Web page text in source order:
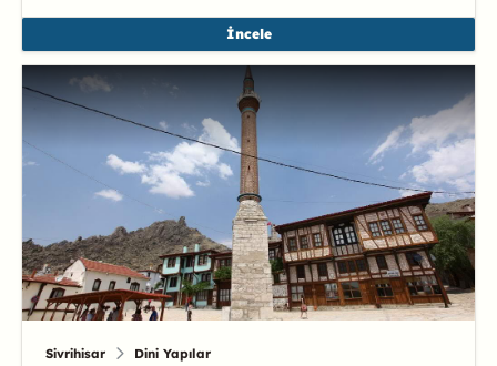
İncele
Sivrihisar Dini Yapılar